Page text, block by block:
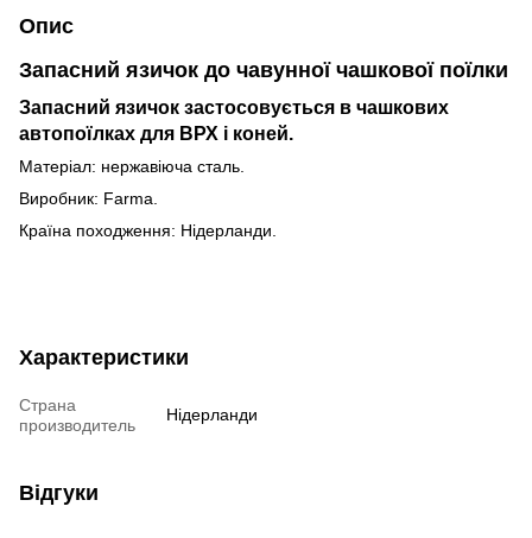
Опис
Запасний язичок до чавунної чашкової поїлки
Запасний язичок застосовується в чашкових
автопоїлках для ВРХ і коней.
Матеріал: нержавіюча сталь.
Виробник: Farma.
Країна походження: Нідерланди.
Характеристики
Страна
производитель
Нідерланди
Відгуки